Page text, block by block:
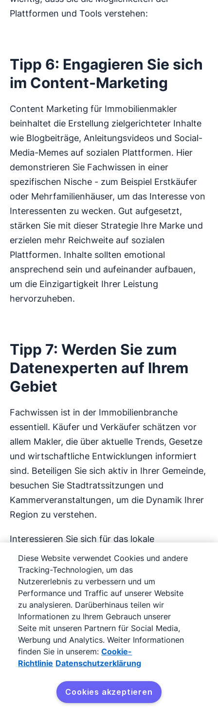
Plattformen und Tools verstehen:
Tipp 6: Engagieren Sie sich
im Content-Marketing
Content Marketing für Immobilienmakler
beinhaltet die Erstellung zielgerichteter Inhalte
wie Blogbeiträge, Anleitungsvideos und Social-
Media-Memes auf sozialen Plattformen. Hier
demonstrieren Sie Fachwissen in einer
spezifischen Nische - zum Beispiel Erstkäufer
oder Mehrfamilienhäuser, um das Interesse von
Interessenten zu wecken. Gut aufgesetzt,
stärken Sie mit dieser Strategie Ihre Marke und
erzielen mehr Reichweite auf sozialen
Plattformen. Inhalte sollten emotional
ansprechend sein und aufeinander aufbauen,
um die Einzigartigkeit Ihrer Leistung
hervorzuheben.
Tipp 7: Werden Sie zum
Datenexperten auf Ihrem
Gebiet
Fachwissen ist in der Immobilienbranche
essentiell. Käufer und Verkäufer schätzen vor
allem Makler, die über aktuelle Trends, Gesetze
und wirtschaftliche Entwicklungen informiert
sind. Beteiligen Sie sich aktiv in Ihrer Gemeinde,
besuchen Sie Stadtratssitzungen und
Kammerveranstaltungen, um die Dynamik Ihrer
Region zu verstehen.
Interessieren Sie sich für das lokale
Schulsystem und Baupläne, um besser auf die
Fragen von Interessenten eingehen zu können.
Nutzen Sie auch Statistiken, um kompetente
Antworten auf Marktfragen zu geben, und
knüpfen Sie Kontakte zu lokalen
Entscheidungsträgern, um tiefere Einblicke zu
gewinnen. Ihr fundiertes Wissen wird positiv in
Erinnerung bleiben.
Tipp 8: Sprechen Sie mit
Diese Website verwendet Cookies und andere
Tracking-Technologien, um das
Nutzererlebnis zu verbessern und um
Performance und Traffic auf unserer Website
zu analysieren. Darüberhinaus teilen wir
Informationen zu Ihrem Gebrauch unserer
Seite mit unseren Partnern für Social Media,
Werbung und Analytics. Weiter Informationen
finden Sie in unserem: Cookie-
Richtlinie Datenschutzerklärung
Cookies akzeptieren